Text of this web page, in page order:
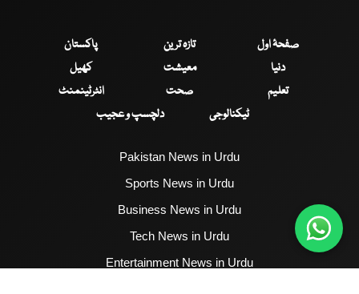
صفحۂ اول تازہ ترین
پاکستان
دنیا
معیشت
کھیل
تعلیم
صحت
انٹرٹینمنٹ
ٹیکنالوجی
دلچسپ و عجیب
Pakistan News in Urdu
Sports News in Urdu
Business News in Urdu
Tech News in Urdu
Entertainment News in Urdu